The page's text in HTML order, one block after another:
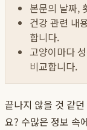
본문의 날짜,
건강 관련 내
합니다.
고양이마다
비교합니다.
끝나지 않을 것 같
요? 수많은 정보 속